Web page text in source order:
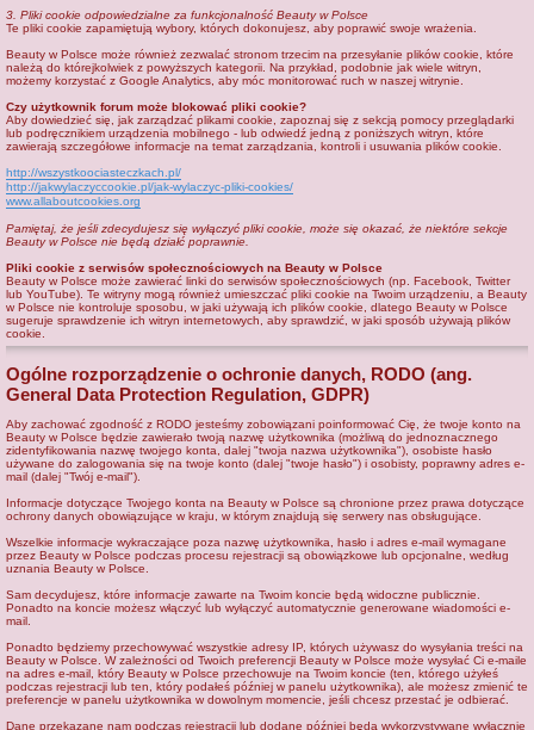
3. Pliki cookie odpowiedzialne za funkcjonalność Beauty w Polsce
Te pliki cookie zapamiętują wybory, których dokonujesz, aby poprawić swoje wrażenia.
Beauty w Polsce może również zezwalać stronom trzecim na przesyłanie plików cookie, które
należą do którejkolwiek z powyższych kategorii. Na przykład, podobnie jak wiele witryn,
możemy korzystać z Google Analytics, aby móc monitorować ruch w naszej witrynie.
Czy użytkownik forum może blokować pliki cookie?
Aby dowiedzieć się, jak zarządzać plikami cookie, zapoznaj się z sekcją pomocy przeglądarki
lub podręcznikiem urządzenia mobilnego - lub odwiedź jedną z poniższych witryn, które
zawierają szczegółowe informacje na temat zarządzania, kontroli i usuwania plików cookie.
http://wszystkoociasteczkach.pl/
http://jakwylaczyccookie.pl/jak-wylaczyc-pliki-cookies/
www.allaboutcookies.org
Pamiętaj, że jeśli zdecydujesz się wyłączyć pliki cookie, może się okazać, że niektóre sekcje
Beauty w Polsce nie będą działć poprawnie.
Pliki cookie z serwisów społecznościowych na Beauty w Polsce
Beauty w Polsce może zawierać linki do serwisów społecznościowych (np. Facebook, Twitter
lub YouTube). Te witryny mogą również umieszczać pliki cookie na Twoim urządzeniu, a Beauty
w Polsce nie kontroluje sposobu, w jaki używają ich plików cookie, dlatego Beauty w Polsce
sugeruje sprawdzenie ich witryn internetowych, aby sprawdzić, w jaki sposób używają plików
cookie.
Ogólne rozporządzenie o ochronie danych, RODO (ang.
General Data Protection Regulation, GDPR)
Aby zachować zgodność z RODO jesteśmy zobowiązani poinformować Cię, że twoje konto na
Beauty w Polsce będzie zawierało twoją nazwę użytkownika (możliwą do jednoznacznego
zidentyfikowania nazwę twojego konta, dalej "twoja nazwa użytkownika"), osobiste hasło
używane do zalogowania się na twoje konto (dalej "twoje hasło") i osobisty, poprawny adres e-
mail (dalej "Twój e-mail").
Informacje dotyczące Twojego konta na Beauty w Polsce są chronione przez prawa dotyczące
ochrony danych obowiązujące w kraju, w którym znajdują się serwery nas obsługujące.
Wszelkie informacje wykraczające poza nazwę użytkownika, hasło i adres e-mail wymagane
przez Beauty w Polsce podczas procesu rejestracji są obowiązkowe lub opcjonalne, według
uznania Beauty w Polsce.
Sam decydujesz, które informacje zawarte na Twoim koncie będą widoczne publicznie.
Ponadto na koncie możesz włączyć lub wyłączyć automatycznie generowane wiadomości e-
mail.
Ponadto będziemy przechowywać wszystkie adresy IP, których używasz do wysyłania treści na
Beauty w Polsce. W zależności od Twoich preferencji Beauty w Polsce może wysyłać Ci e-maile
na adres e-mail, który Beauty w Polsce przechowuje na Twoim koncie (ten, którego użyłeś
podczas rejestracji lub ten, który podałeś później w panelu użytkownika), ale możesz zmienić te
preferencje w panelu użytkownika w dowolnym momencie, jeśli chcesz przestać je odbierać.
Dane przekazane nam podczas rejestracji lub dodane później będą wykorzystywane wyłącznie